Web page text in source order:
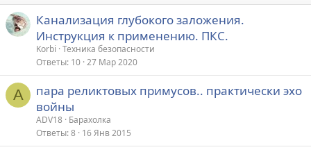
Канализация глубокого заложения.
Инструкция к применению. ПКС.
Korbi Техника безопасности
Ответы 10 27 Мар 2020
A
пара реликтовых примусов.. практически эхо
войны
ADV18 Барахолка
Ответы 8 16 Янв 2015